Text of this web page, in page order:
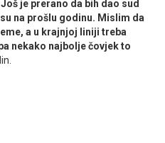
je prerano da bih dao sud
na prošlu godinu. Mislim da
a u krajnjoj liniji treba
nekako najbolje čovjek to